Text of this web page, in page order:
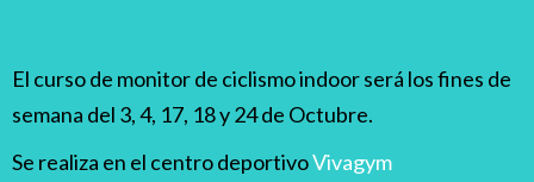
El curso de monitor de ciclismo indoor será los fines de
semana del 3, 4, 17, 18 y 24 de Octubre.
Se realiza en el centro deportivoVivagym